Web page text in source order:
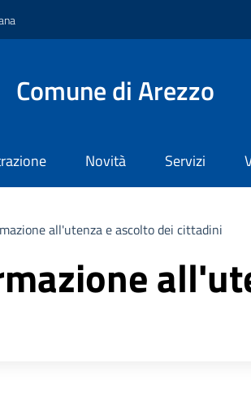
Comune di Arezzo
Novità Servizi
all'utenza e ascolto dei cittadini